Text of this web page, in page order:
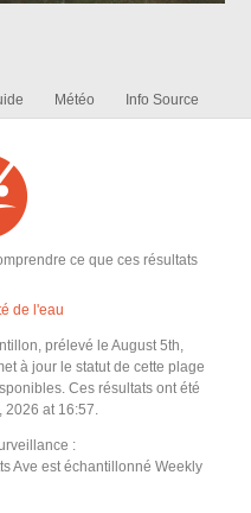
Météo Info Source
ce que ces résultats
de l'eau
prélevé le August 5th,
à jour le statut de cette plage
Ces résultats ont été
at 16:57.
:
Ave est échantillonné Weekly